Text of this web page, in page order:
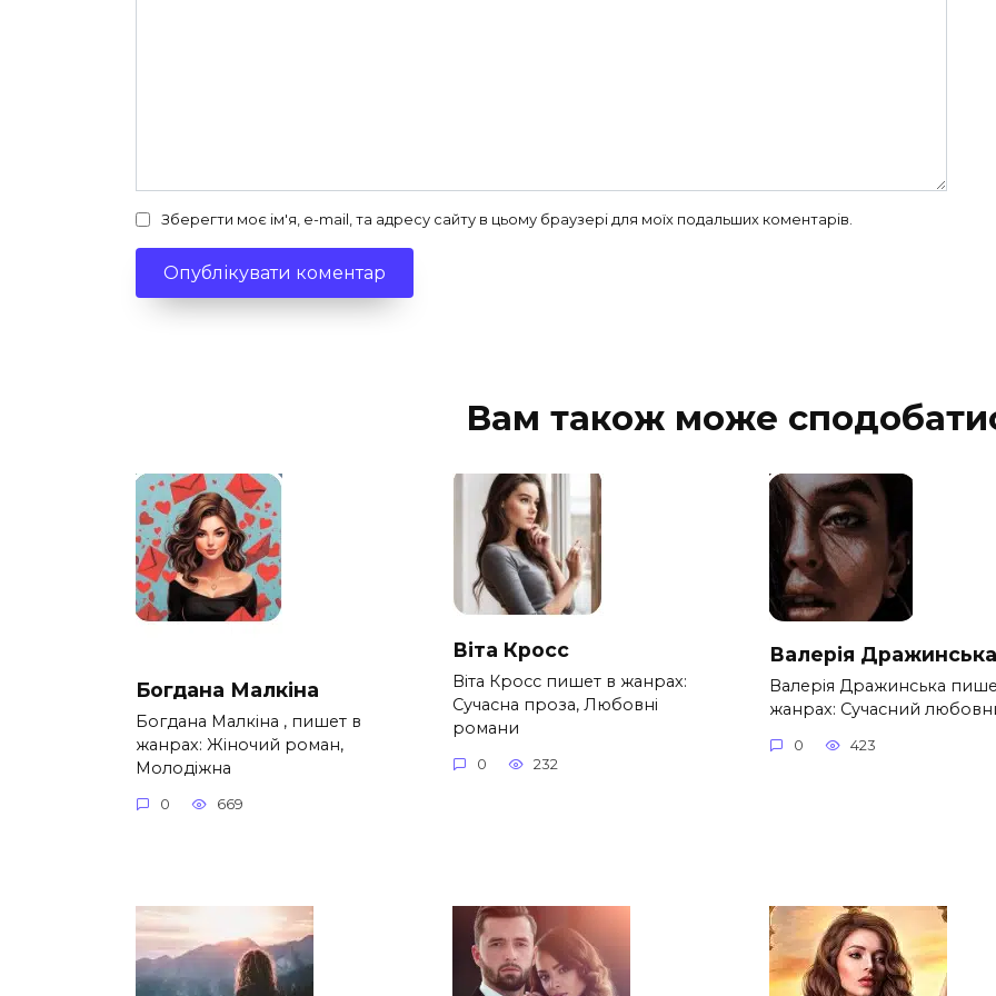
Зберегти моє ім'я, e-mail, та адресу сайту в цьому браузері для моїх подальших коментарів.
Вам також може
Богдана Малкіна
Богдана Малкіна , пишет в
жанрах: Жіночий роман,
Молодіжна
0 669
Віта Кросс
Віта Кросс пишет в жанрах:
Сучасна проза, Любовні
романи
0 232
Валерія Дражинська
Валерія Дражинська
жанрах: Сучасний
0 423